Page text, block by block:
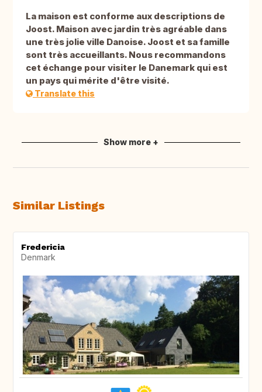
La maison est conforme aux descriptions de
Joost. Maison avec jardin très agréable dans
une très jolie ville Danoise. Joost et sa famille
sont très accueillants. Nous recommandons
cet échange pour visiter le Danemark qui est
un pays qui mérite d'être visité.
Translate this
Show more +
Similar Listings
Fredericia
Denmark